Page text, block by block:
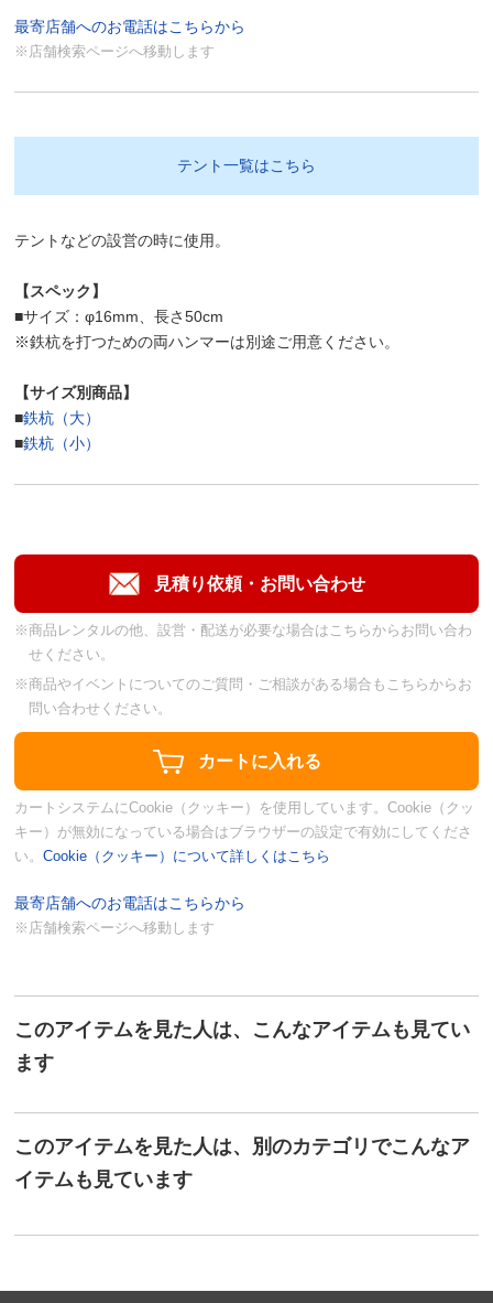
最寄店舗へのお電話はこちらから
※店舗検索ページへ移動します
テント一覧はこちら
テントなどの設営の時に使用。
【スペック】
■サイズ：φ16mm、長さ50cm
※鉄杭を打つための両ハンマーは別途ご用意ください。
【サイズ別商品】
■鉄杭（大）
■鉄杭（小）
※商品レンタルの他、設営・配送が必要な場合はこちらからお問い合わ
せください。
※商品やイベントについてのご質問・ご相談がある場合もこちらからお
問い合わせください。
カートシステムにCookie（クッキー）を使用しています。Cookie（クッ
キー）が無効になっている場合はブラウザーの設定で有効にしてくださ
い。Cookie（クッキー）について詳しくはこちら
最寄店舗へのお電話はこちらから
※店舗検索ページへ移動します
このアイテムを見た人は、こんなアイテムも見てい
ます
このアイテムを見た人は、別のカテゴリでこんなア
イテムも見ています